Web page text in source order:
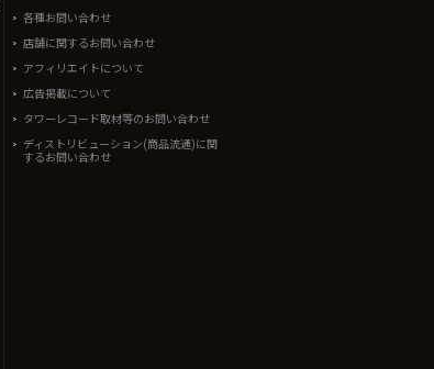
各種お問い合わせ
店舗に関するお問い合わせ
アフィリエイトについて
広告掲載について
タワーレコード取材等のお問い合わせ
ディストリビューション(商品流通)に関
するお問い合わせ